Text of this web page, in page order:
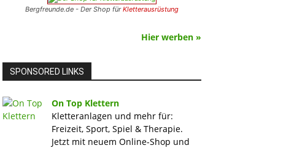
Bergfreunde.de - Der Shop fürKletterausrüstung
Hier werben »
SPONSORED LINKS
On Top Klettern
Kletteranlagen und mehr für:
Freizeit, Sport, Spiel & Therapie.
Jetzt mit neuem Online-Shop und